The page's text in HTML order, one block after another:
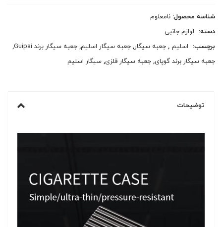
شناسه محصول:نامعلوم
دسته:
لوازم جانبی
برچسب:
اسلیم ,جعبه سیگار,جعبه سیگار اسلیم,جعبه سیگار برند Guipai
,
جعبه سیگار برند گوپای,جعبه سیگار قلزی,سیگار اسلیم
توضیحات